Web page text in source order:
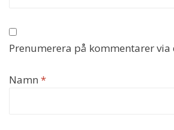
Prenumerera på kommentarer via
Namn *